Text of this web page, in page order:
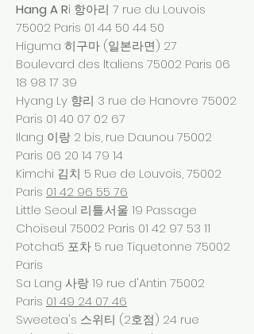
Hang A Ri 항아리 7 rue du Louvois
75002 Paris 01 44 50 44 50
Higuma 히구마 (일본라면) 27
Boulevard des ltaliens 75002 Paris 06
18 98 17 39
Hyang Ly 향리 3 rue de Hanovre 75002
Paris 01 40 07 02 67
Ilang 이랑 2 bis, rue Daunou 75002
Paris 06 20 14 79 14
Kimchi 김치 5 Rue de Louvois, 75002
Paris 01 42 96 55 76
Little Seoul 리틀.서울 19 Passage
Choiseul 75002 Paris 01 42 97 53 11
Potcha5 포차 5 rue Tiquetonne 75002
Paris
Sa Lang 사랑 19 rue d'Antin 75002
Paris 01 49 24 07 46
Sweetea's 스위티 (2호점) 24 rue